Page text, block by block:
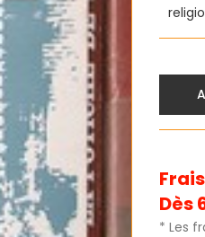
Dès
* Les